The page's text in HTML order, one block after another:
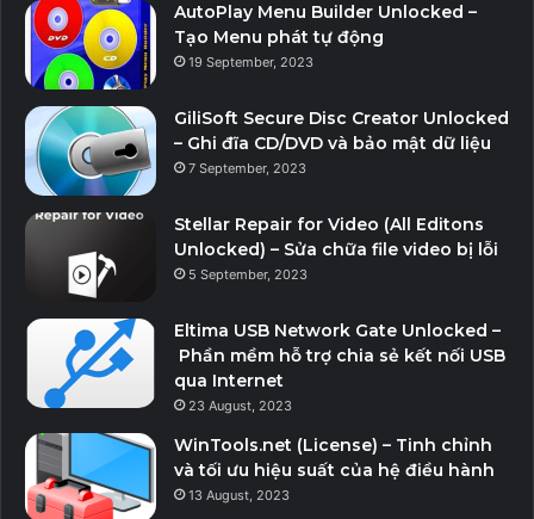
vị trí an toàn;
Privacy Protector đảm bảo quyền riêng tư và giữ an
toàn thông tin nhạy cảm bằng cách loại bỏ các dấu
vết;
File Undelete phục hồi và khôi phục các tệp đã xóa
hoặc định dạng trên đĩa logic;
Khóa một số tính năng hệ thống để cải thiện bảo mật.
Mạng lưới internet:
Tối ưu hóa và điều chỉnh kết nối internet và cài đặt
mạng của bạn;
Chỉnh sửa cài đặt trình duyệt IE;
IP Switcher có thể chuyển đổi giữa các cài đặt mạng
khác nhau một cách dễ dàng;
Chỉnh sửa tệp Máy chủ lưu trữ để tăng tốc độ lướt web
AutoPlay Menu Builder Unlocked –
Tạo Menu phát tự động
19 September, 2023
GiliSoft Secure Disc Creator Unlocked
– Ghi đĩa CD/DVD và bảo mật dữ liệu
7 September, 2023
Stellar Repair for Video (All Editons
Unlocked) – Sửa chữa file video bị lỗi
5 September, 2023
Eltima USB Network Gate Unlocked –
Phần mềm hỗ trợ chia sẻ kết nối USB
qua Internet
23 August, 2023
WinTools.net (License) – Tinh chỉnh
và tối ưu hiệu suất của hệ điều hành
13 August, 2023